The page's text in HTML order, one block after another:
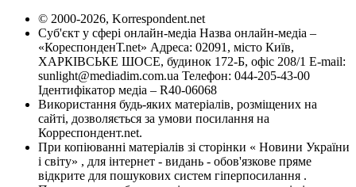
© 2000-2026, Korrespondent.net
Суб'єкт у сфері онлайн-медіа Назва онлайн-медіа –
«КореспонденТ.net» Адреса: 02091, місто Київ,
ХАРКІВСЬКЕ ШОСЕ, будинок 172-Б, офіс 208/1 E-mail:
sunlight@mediadim.com.ua Телефон: 044-205-43-00
Ідентифікатор медіа – R40-06068
Використання будь-яких матеріалів, розміщених на
сайті, дозволяється за умови посилання на
Корреспондент.net.
При копіюванні матеріалів зі сторінки « Новини України
і світу» , для інтернет - видань - обов'язкове пряме
відкрите для пошукових систем гіперпосилання .